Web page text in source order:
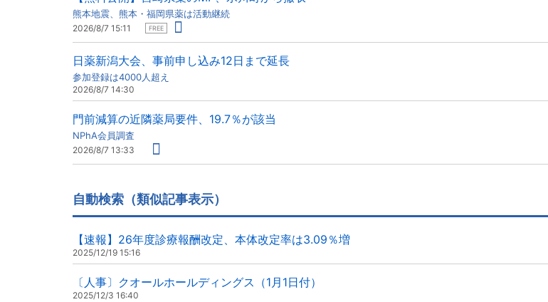
熊本地震、熊本・福岡県薬は活動継続
2026/8/7 15:11 FREE
日薬新潟大会、事前申し込み12日まで延長
参加登録は4000人超え
2026/8/7 14:30
門前減算の近隣薬局要件、19.7％が該当
NPhA会員調査
2026/8/7 13:33
自動検索（類似記事表示）
【速報】26年度診療報酬改定、本体改定率は3.09％増
2025/12/19 15:16
〔人事〕クオールホールディングス（1月1日付）
2025/12/3 16:40